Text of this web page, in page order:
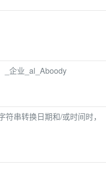
_企业_al_Aboody
串转换日期和/或时间时，